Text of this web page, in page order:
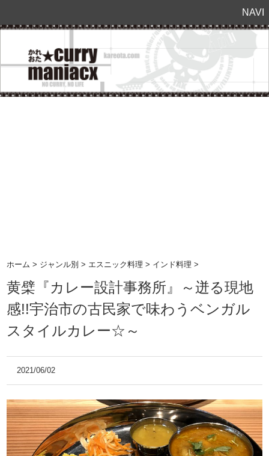
NAVI
ホーム > ジャンル別 > エスニック料理 > インド料理 >
黄檗『カレー設計事務所』～迸る現地
感!!宇治市の古民家で味わうベンガル
スタイルカレー☆～
2021/06/02